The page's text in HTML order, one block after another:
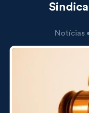
Notícias